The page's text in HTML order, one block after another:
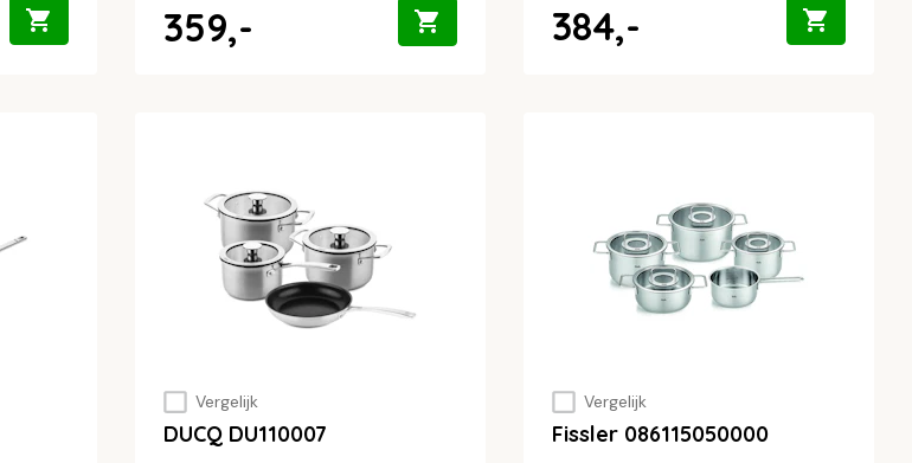
359,- 384,-
Vergelijk
DUCQ DU110007
Vergelijk
Fissler 086115050000